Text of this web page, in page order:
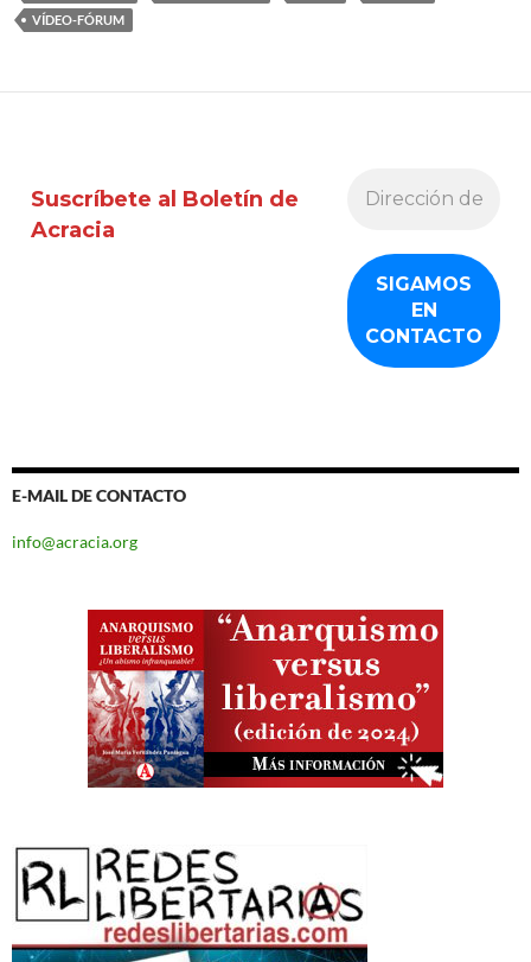
VÍDEO-FÓRUM
Suscríbete al Boletín de
Acracia
E-MAIL DE CONTACTO
info@acracia.org